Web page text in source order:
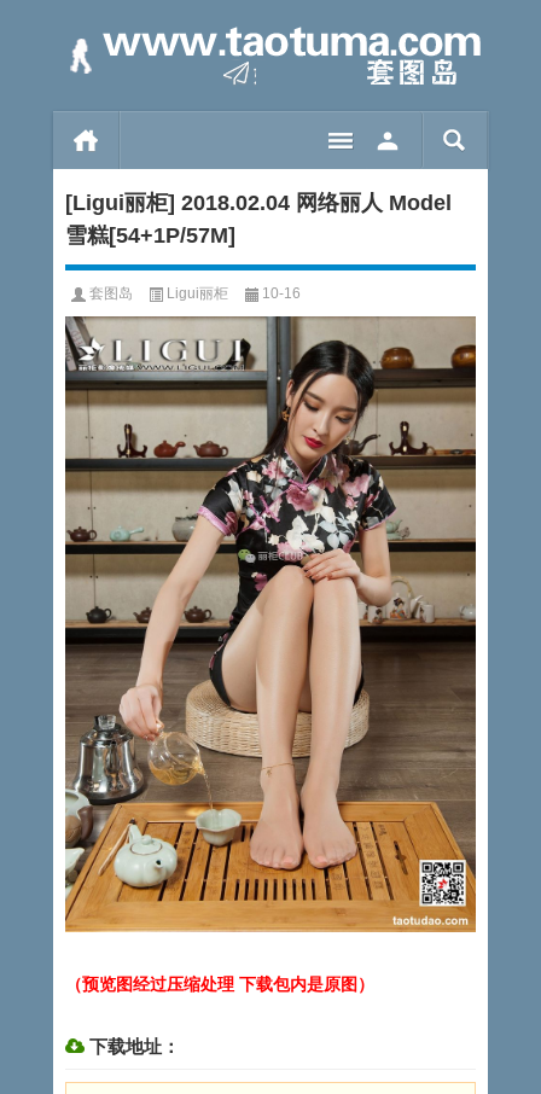
[Ligui丽柜] 2018.02.04 网络丽人 Model
雪糕[54+1P/57M]
套图岛 Ligui丽柜 10-16
（预览图经过压缩处理 下载包内是原图）
下载地址：